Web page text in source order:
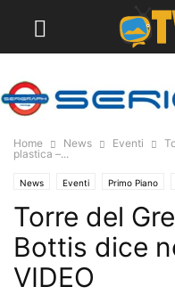
Home News Eventi
plastica –...
News Eventi Primo Piano
Torre del
Bottis dice
VIDEO